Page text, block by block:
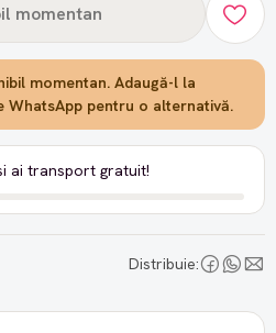
momentan
momentan. Adaugă-l la
WhatsApp pentru o alternativă.
ai transport gratuit!
Distribuie: